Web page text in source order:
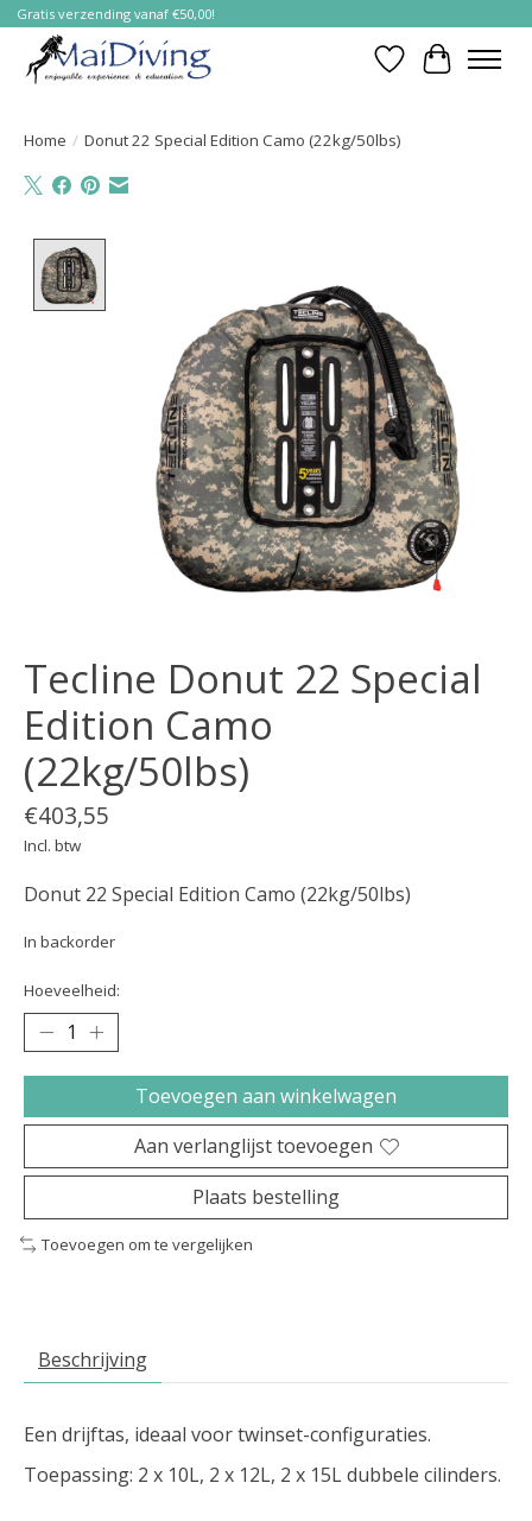
Gratis verzending vanaf €50,00!
Verlanglijst
Home / Donut 22 Special Edition Camo (22kg/50lbs)
Tecline Donut 22 Special
Edition Camo
(22kg/50lbs)
€403,55
Incl. btw
Donut 22 Special Edition Camo (22kg/50lbs)
In backorder
Hoeveelheid:
Toevoegen aan winkelwagen
Aan verlanglijst toevoegen
Plaats bestelling
Toevoegen om te vergelijken
Beschrijving
Een drijftas, ideaal voor twinset-configuraties.
Toepassing: 2 x 10L, 2 x 12L, 2 x 15L dubbele cilinders.